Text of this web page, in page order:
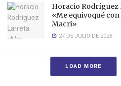
Horacio Rodríguez
«Me equivoqué con
Macri»
27 DE JULIO DE 2026
LOAD MORE